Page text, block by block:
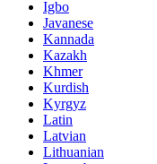
Igbo
Javanese
Kannada
Kazakh
Khmer
Kurdish
Kyrgyz
Latin
Latvian
Lithuanian